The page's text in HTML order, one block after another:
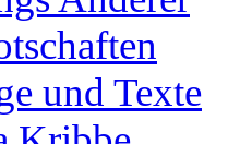
und Texte